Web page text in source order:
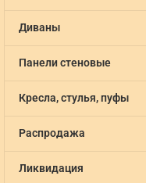
Диваны
Панели стеновые
Кресла, стулья, пуфы
Распродажа
Ликвидация